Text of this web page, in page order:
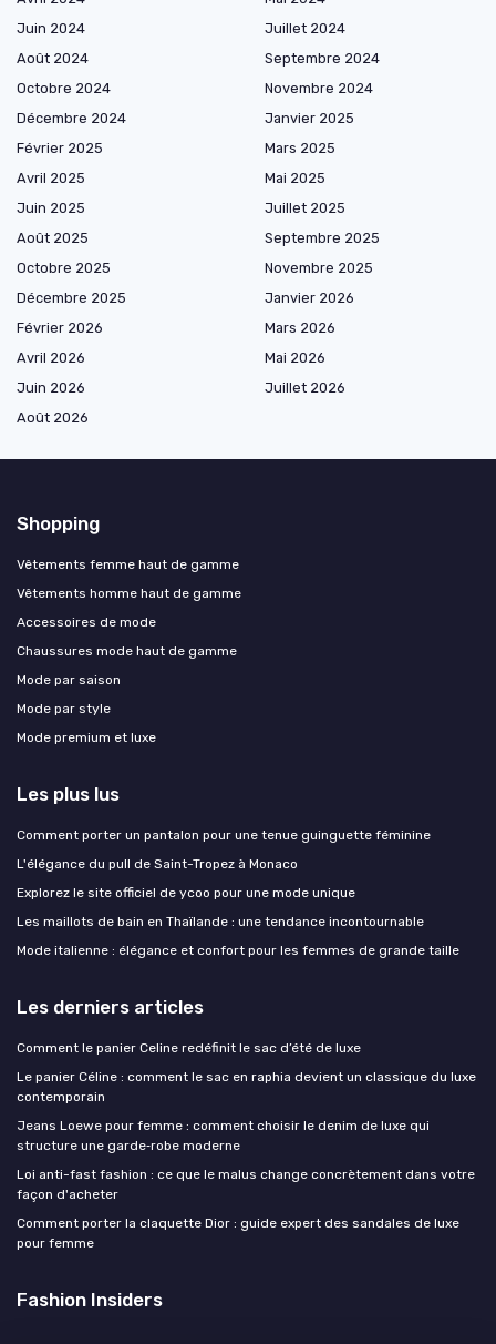
Juin 2024
Juillet 2024
Août 2024
Septembre 2024
Octobre 2024
Novembre 2024
Décembre 2024
Janvier 2025
Février 2025
Mars 2025
Avril 2025
Mai 2025
Juin 2025
Juillet 2025
Août 2025
Septembre 2025
Octobre 2025
Novembre 2025
Décembre 2025
Janvier 2026
Février 2026
Mars 2026
Avril 2026
Mai 2026
Juin 2026
Juillet 2026
Août 2026
Shopping
Vêtements femme haut de gamme
Vêtements homme haut de gamme
Accessoires de mode
Chaussures mode haut de gamme
Mode par saison
Mode par style
Mode premium et luxe
Les plus lus
Comment porter un pantalon pour une tenue guinguette féminine
L'élégance du pull de Saint-Tropez à Monaco
Explorez le site officiel de ycoo pour une mode unique
Les maillots de bain en Thaïlande : une tendance incontournable
Mode italienne : élégance et confort pour les femmes de grande taille
Les derniers articles
Comment le panier Celine redéfinit le sac d’été de luxe
Le panier Céline : comment le sac en raphia devient un classique du luxe
contemporain
Jeans Loewe pour femme : comment choisir le denim de luxe qui
structure une garde‑robe moderne
Loi anti-fast fashion : ce que le malus change concrètement dans votre
façon d'acheter
Comment porter la claquette Dior : guide expert des sandales de luxe
pour femme
Fashion Insiders